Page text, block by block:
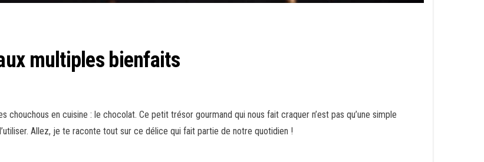
multiples bienfaits
chouchous en cuisine : le chocolat. Ce petit trésor gourmand qui nous fait craquer n’est pas qu’une simple
Allez, je te raconte tout sur ce délice qui fait partie de notre quotidien !